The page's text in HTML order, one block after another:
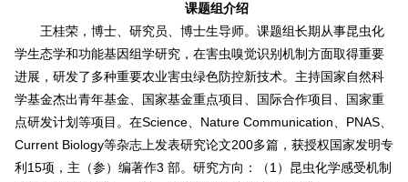
课题组介绍
王桂荣，博士、研究员、博士生导师。课题组长期从事昆虫化
学生态学和功能基因组学研究，在害虫嗅觉识别机制方面取得重要
进展，研发了多种重要农业害虫绿色防控新技术。主持国家自然科
学基金杰出青年基金、国家基金重点项目、国际合作项目、国家重
点研发计划等项目。在Science、Nature Communication、PNAS、
Current Biology等杂志上发表研究论文200多篇，获授权国家发明专
利15项，主（参）编著作3 部。研究方向：（1）昆虫化学感受机制